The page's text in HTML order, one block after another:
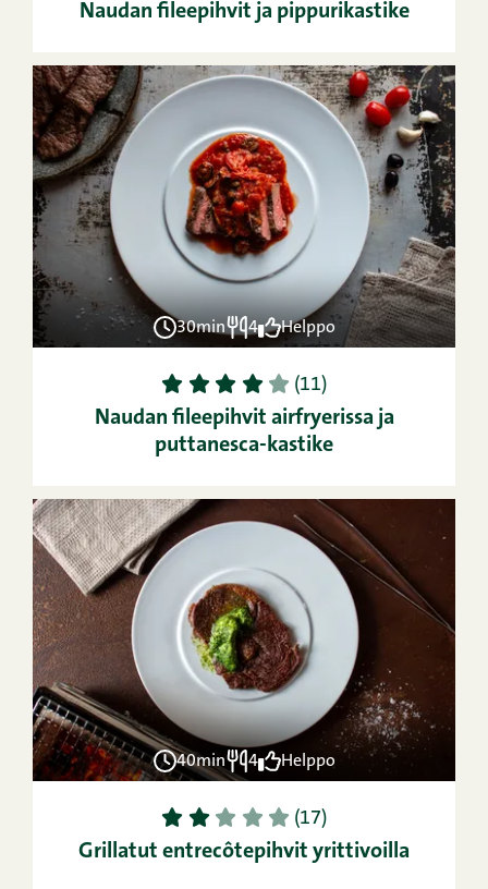
Naudan fileepihvit ja pippurikastike
30min 4 Helppo
1 2 3 4 5 (11)
Naudan fileepihvit airfryerissa ja
puttanesca-kastike
40min 4 Helppo
1 2 3 4 5 (17)
Grillatut entrecôtepihvit yrittivoilla